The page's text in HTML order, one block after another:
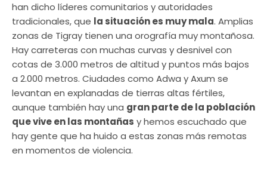
han dicho líderes comunitarios y autoridades
tradicionales, que la situación es muy mala. Amplias
zonas de Tigray tienen una orografía muy montañosa.
Hay carreteras con muchas curvas y desnivel con
cotas de 3.000 metros de altitud y puntos más bajos
a 2.000 metros. Ciudades como Adwa y Axum se
levantan en explanadas de tierras altas fértiles,
aunque también hay una gran parte de la población
que vive en las montañas y hemos escuchado que
hay gente que ha huido a estas zonas más remotas
en momentos de violencia.